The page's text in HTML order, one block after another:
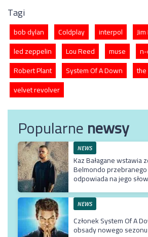
Tagi
bob dylan Coldplay interpol
led zeppelin
Lou Reed muse
Robert Plant
System Of A Down
velvet revolver
Popularnenewsy
NEWS
Kaz Bałagane wstawia
Belmondo
odpowiada na jego
NEWS
Członek System Of A
obsady nowego sezonu